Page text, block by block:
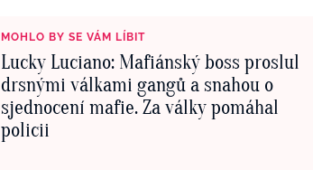
MOHLO BY SE VÁM LÍBIT
Lucky Luciano: Mafiánský boss proslul
drsnými válkami gangů a snahou o
sjednocení mafie. Za války pomáhal
policii